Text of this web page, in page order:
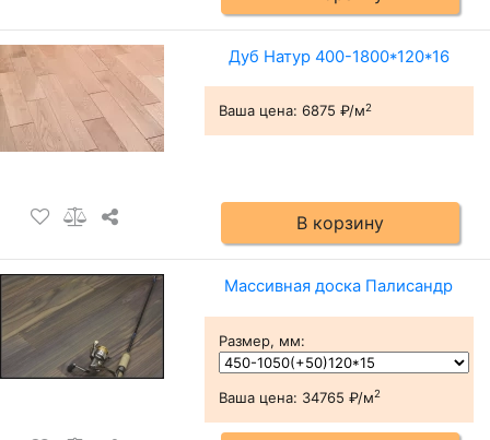
Дуб Натур 400-1800*120*16
Ваша цена: 6875 ₽/м2
В корзину
Массивная доска Палисандр
Размер, мм:
Ваша цена: 34765 ₽/м2